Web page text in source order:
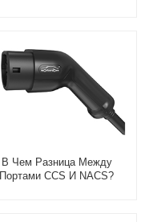
В Чем Разница Между
Портами CCS И NACS?